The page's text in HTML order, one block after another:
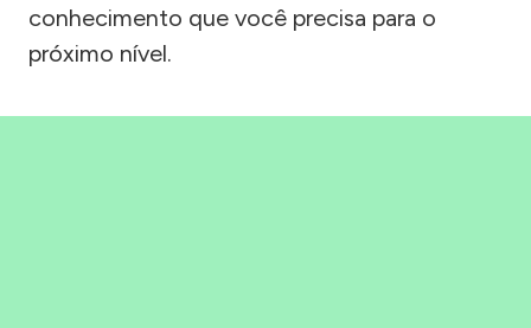
conhecimento que você precisa para o
próximo nível.